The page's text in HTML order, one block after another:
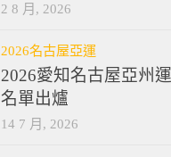
2 8 月, 2026
2026名古屋亞運
2026愛知名古屋亞州
名單出爐
14 7 月, 2026